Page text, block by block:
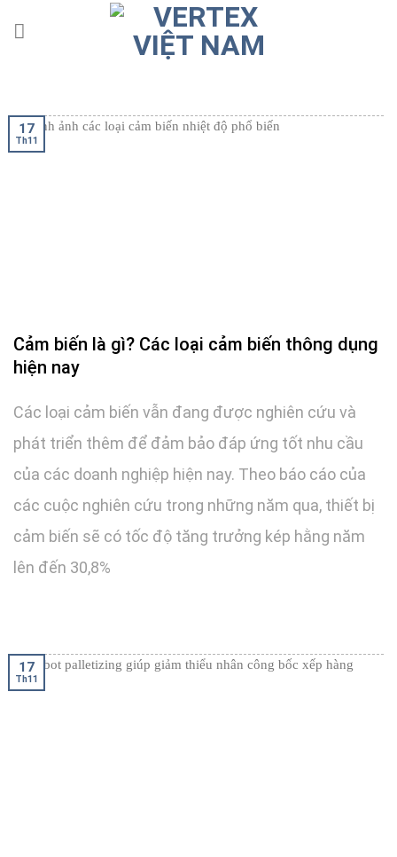
Cảm biến là gì? Các loại cảm biến thông dụng
hiện nay
Các loại cảm biến vẫn đang được nghiên cứu và
phát triển thêm để đảm bảo đáp ứng tốt nhu cầu
của các doanh nghiệp hiện nay. Theo báo cáo của
các cuộc nghiên cứu trong những năm qua, thiết bị
cảm biến sẽ có tốc độ tăng trưởng kép hằng năm
lên đến 30,8%
17
Th11
17
Th11